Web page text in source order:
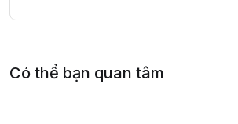
Có thể bạn quan tâm